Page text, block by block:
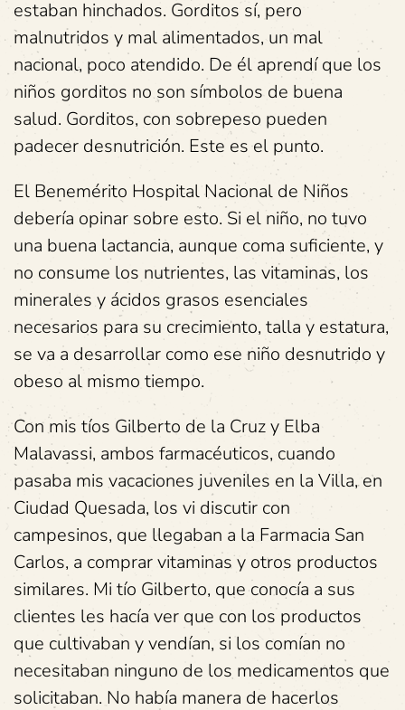
estaban hinchados. Gorditos sí, pero
malnutridos y mal alimentados, un mal
nacional, poco atendido. De él aprendí que los
niños gorditos no son símbolos de buena
salud. Gorditos, con sobrepeso pueden
padecer desnutrición. Este es el punto.
El Benemérito Hospital Nacional de Niños
debería opinar sobre esto. Si el niño, no tuvo
una buena lactancia, aunque coma suficiente, y
no consume los nutrientes, las vitaminas, los
minerales y ácidos grasos esenciales
necesarios para su crecimiento, talla y estatura,
se va a desarrollar como ese niño desnutrido y
obeso al mismo tiempo.
Con mis tíos Gilberto de la Cruz y Elba
Malavassi, ambos farmacéuticos, cuando
pasaba mis vacaciones juveniles en la Villa, en
Ciudad Quesada, los vi discutir con
campesinos, que llegaban a la Farmacia San
Carlos, a comprar vitaminas y otros productos
similares. Mi tío Gilberto, que conocía a sus
clientes les hacía ver que con los productos
que cultivaban y vendían, si los comían no
necesitaban ninguno de los medicamentos que
solicitaban. No había manera de hacerlos